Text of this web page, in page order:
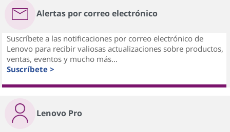
Alertas por correo electrónico
Suscríbete a las notificaciones por correo electrónico de
Lenovo para recibir valiosas actualizaciones sobre productos,
ventas, eventos y mucho más...
Suscríbete >
Lenovo Pro